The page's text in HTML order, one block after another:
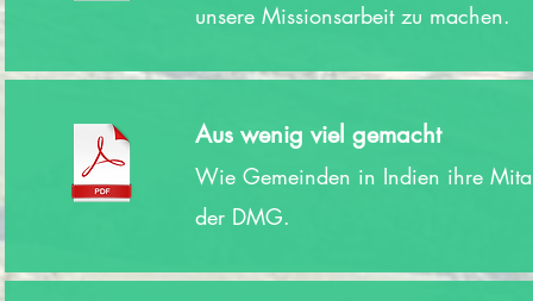
unsere Missionsarbeit zu machen.
Aus wenig viel gemacht
Wie Gemeinden in Indien ihre
der DMG.